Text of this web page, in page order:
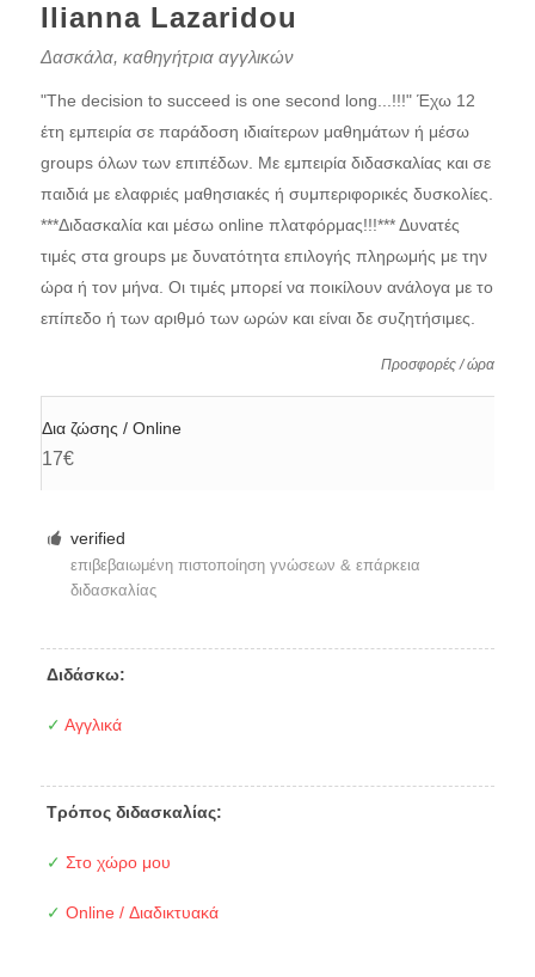
Ilianna Lazaridou
Δασκάλα, καθηγήτρια αγγλικών
"The decision to succeed is one second long...!!!" Έχω 12
έτη εμπειρία σε παράδοση ιδιαίτερων μαθημάτων ή μέσω
groups όλων των επιπέδων. Με εμπειρία διδασκαλίας και σε
παιδιά με ελαφριές μαθησιακές ή συμπεριφορικές δυσκολίες.
***Διδασκαλία και μέσω online πλατφόρμας!!!*** Δυνατές
τιμές στα groups με δυνατότητα επιλογής πληρωμής με την
ώρα ή τον μήνα. Οι τιμές μπορεί να ποικίλουν ανάλογα με το
επίπεδο ή των αριθμό των ωρών και είναι δε συζητήσιμες.
Προσφορές / ώρα
Δια ζώσης / Online
17€
verified
επιβεβαιωμένη πιστοποίηση γνώσεων & επάρκεια
διδασκαλίας
Διδάσκω:
✓ Αγγλικά
Τρόπος διδασκαλίας:
✓ Στο χώρο μου
✓ Online / Διαδικτυακά